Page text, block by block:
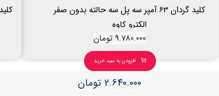
کلید گردان 63 آمپر سه پل سه حالته بدون صفر
الکترو کاوه
9.780.000 تومان
افزودن به سبد خرید
2.640.000 تومان